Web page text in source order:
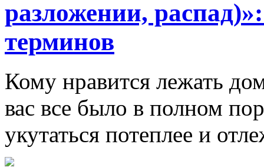
разложении,
терминов
Кому нравится лежать
вас все было в полном
укутаться потеплее и